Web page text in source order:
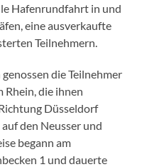
Hafenrundfahrt in und
eine ausverkaufte
Teilnehmern.
die Teilnehmer
Rhein, die ihnen
Düsseldorf
den Neusser und
begann am
1 und dauerte